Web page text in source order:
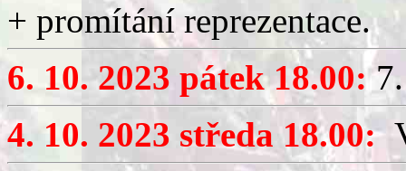
+ promítání reprezentace.
6. 10. 2023 pátek 18.00:7.
4. 10. 2023 středa 18.00: